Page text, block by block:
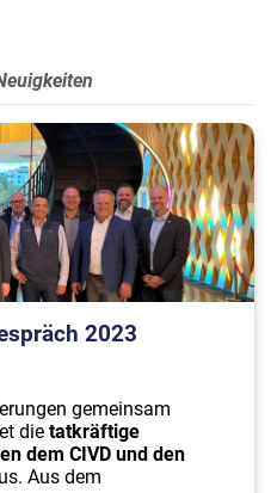
2023
gemeinsam
die tatkräftige
dem CIVD und den
Aus dem